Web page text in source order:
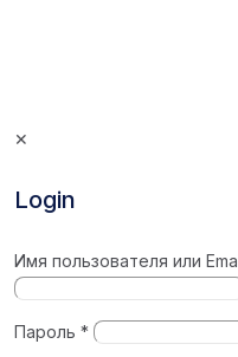
✕
Login
Имя пользователя или
Пароль*